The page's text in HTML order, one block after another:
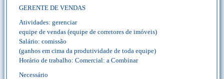
GERENTE DE VENDAS
Atividades: gerenciar
equipe de vendas (equipe de corretores de imóveis)
Salário: comissão
(ganhos em cima da produtividade de toda equipe)
Horário de trabalho: Comercial: a Combinar
Necessário